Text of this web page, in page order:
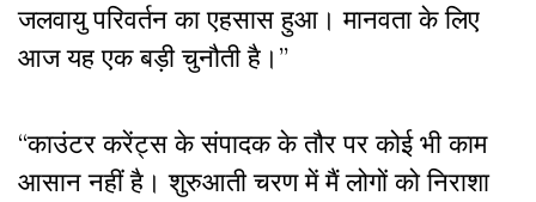
जलवायु परिवर्तन का एहसास हुआ। मानवता के लिए
आज यह एक बड़ी चुनौती है। ’’
“काउंटर करेंट्स के संपादक के तौर पर कोई भी काम
आसान नहीं है। शुरुआती चरण में मैं लोगों को निराशा